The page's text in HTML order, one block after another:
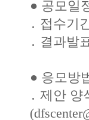
● 공모일
․ 접수기
․ 결과발
● 응모방
․ 제안